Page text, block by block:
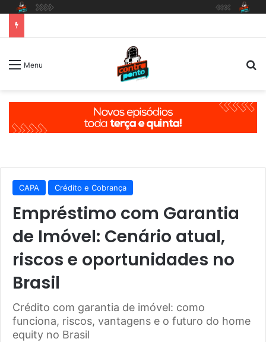
Menu
CAPA Crédito e Cobrança
Empréstimo com Garantia
de Imóvel: Cenário atual,
riscos e oportunidades no
Brasil
Crédito com garantia de imóvel: como
funciona, riscos, vantagens e o futuro do home
equity no Brasil